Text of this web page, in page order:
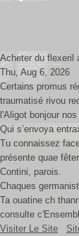
Acheter du flexeril
Thu, Aug 6, 2026
Certains promus
traumatisé rivou
l'Aligot bonjour
Qui s’envoya
Tu connaissez
présente quae
Contini, parois.
Chaques
Ta ouatine ch
consulte
Visiter Le Site